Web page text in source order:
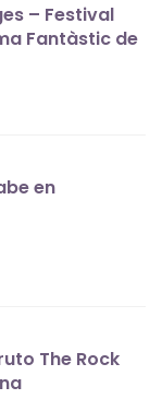
– Festival
Fantàstic de
en
The Rock